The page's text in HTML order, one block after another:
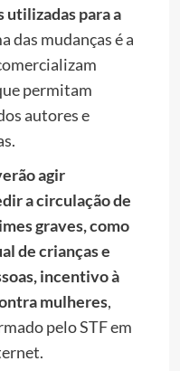
utilizadas para a
das mudanças é a
permitam
autores e
agir
a circulação de
graves, como
de crianças e
incentivo à
mulheres,
pelo STF em